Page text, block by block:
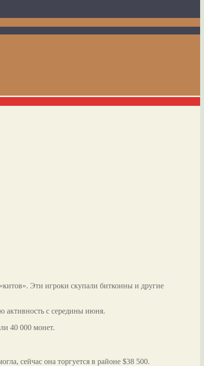
Эти игроки скупали биткоины и другие
активность с середины июня.
40 000 монет.
сейчас она торгуется в районе $38 500.